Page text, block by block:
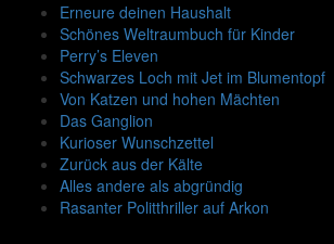
Erneure deinen Haushalt
Schönes Weltraumbuch für Kinder
Perry’s Eleven
Schwarzes Loch mit Jet im Blumentopf
Von Katzen und hohen Mächten
Das Ganglion
Kurioser Wunschzettel
Zurück aus der Kälte
Alles andere als abgründig
Rasanter Politthriller auf Arkon